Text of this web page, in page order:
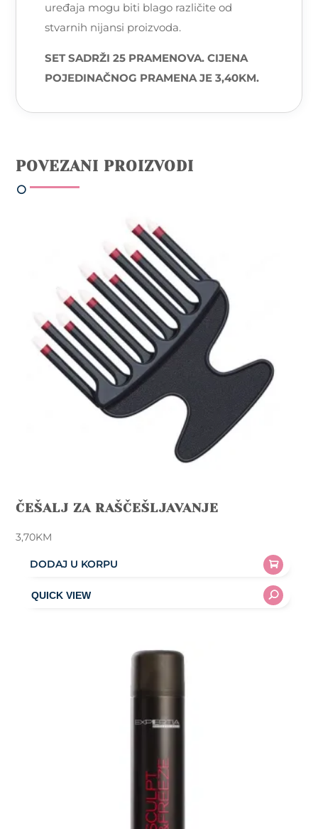
uređaja mogu biti blago različite od
stvarnih nijansi proizvoda.
SET SADRŽI 25 PRAMENOVA.CIJENA
POJEDINAČNOG PRAMENA JE 3,40KM.
POVEZANI PROIZVODI
ČEŠALJ ZA RAŠČEŠLJAVANJE
3,70KM
DODAJ U KORPU